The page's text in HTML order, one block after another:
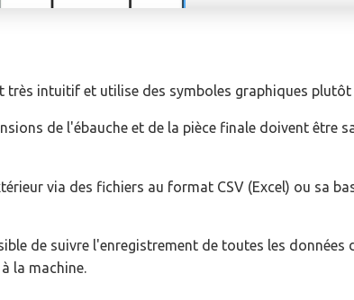
très intuitif et utilise des symboles graphiques plutôt
de l'ébauche et de la pièce finale doivent
via des fichiers au format CSV (Excel) ou sa
de suivre l'enregistrement de toutes les
la machine.